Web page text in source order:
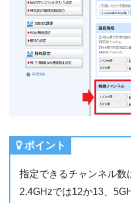
ポイント
指定できるチャンネル数
2.4GHzでは12か13、